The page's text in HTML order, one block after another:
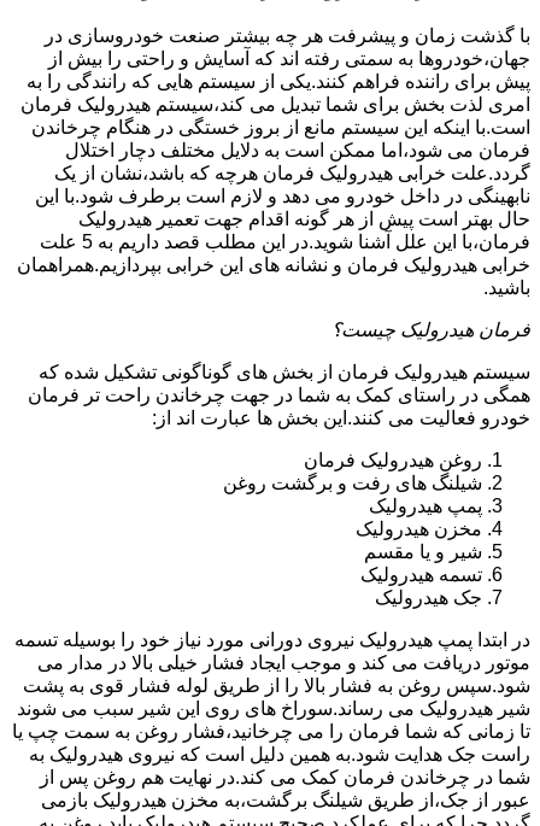
با گذشت زمان و پیشرفت هر چه بیشتر صنعت خودروسازی در
جهان،خودروها به سمتی رفته اند که آسایش و راحتی را بیش از
پیش برای راننده فراهم کنند.یکی از سیستم هایی که رانندگی را به
امری لذت بخش برای شما تبدیل می کند،سیستم هیدرولیک فرمان
است.با اینکه این سیستم مانع از بروز خستگی در هنگام چرخاندن
فرمان می شود،اما ممکن است به دلایل مختلف دچار اختلال
گردد.علت خرابی هیدرولیک فرمان هرچه که باشد،نشان از یک
نابهینگی در داخل خودرو می دهد و لازم است برطرف شود.با این
حال بهتر است پیش از هر گونه اقدام جهت تعمیر هیدرولیک
فرمان،با این علل آشنا شوید.در این مطلب قصد داریم به 5 علت
خرابی هیدرولیک فرمان و نشانه های این خرابی بپردازیم.همراهمان
باشید.
فرمان هیدرولیک چیست؟
سیستم هیدرولیک فرمان از بخش های گوناگونی تشکیل شده که
همگی در راستای کمک به شما در جهت چرخاندن راحت تر فرمان
خودرو فعالیت می کنند.این بخش ها عبارت اند از:
روغن هیدرولیک فرمان
شیلنگ های رفت و برگشت روغن
پمپ هیدرولیک
مخزن هیدرولیک
شیر و یا مقسم
تسمه هیدرولیک
جک هیدرولیک
در ابتدا پمپ هیدرولیک نیروی دورانی مورد نیاز خود را بوسیله تسمه
موتور دریافت می کند و موجب ایجاد فشار خیلی بالا در مدار می
شود.سپس روغن به فشار بالا را از طریق لوله فشار قوی به پشت
شیر هیدرولیک می رساند.سوراخ های روی این شیر سبب می شوند
تا زمانی که شما فرمان را می چرخانید،فشار روغن به سمت چپ یا
راست جک هدایت شود.به همین دلیل است که نیروی هیدرولیک به
شما در چرخاندن فرمان کمک می کند.در نهایت هم روغن پس از
عبور از جک،از طریق شیلنگ برگشت،به مخزن هیدرولیک بازمی